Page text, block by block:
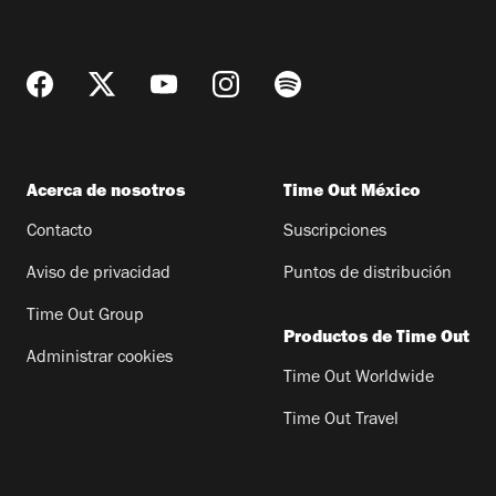
Acerca de nosotros
Contacto
Aviso de privacidad
Time Out Group
Administrar cookies
Time Out México
Suscripciones
Puntos de distribución
Productos de Time Out
Time Out Worldwide
Time Out Travel